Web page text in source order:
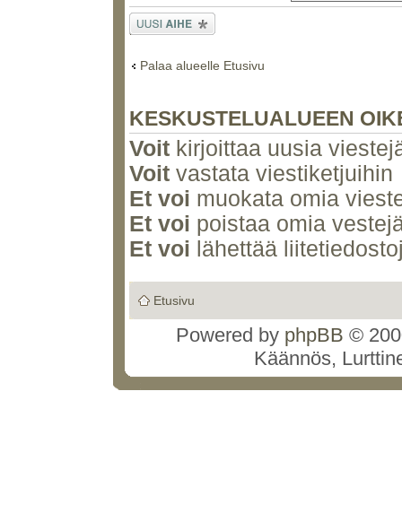
Lähetä uusi
viesti
Palaa alueelle Etusivu
KESKUSTELUALUEEN
Voit kirjoittaa uusia
Voit vastata viestiketjuihin
Et voi muokata omia
Et voi poistaa omia
Et voi lähettää
Etusivu
Powered by phpBB ©
Käännös,